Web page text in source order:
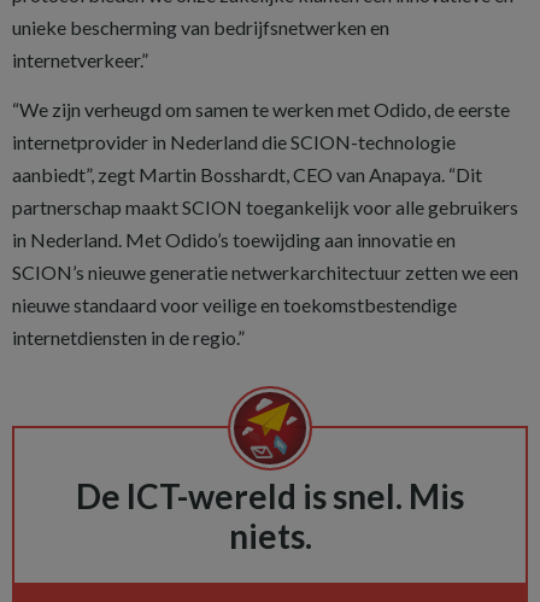
unieke bescherming van bedrijfsnetwerken en
internetverkeer.”
“We zijn verheugd om samen te werken met Odido, de eerste
internetprovider in Nederland die SCION-technologie
aanbiedt”, zegt Martin Bosshardt, CEO van Anapaya. “Dit
partnerschap maakt SCION toegankelijk voor alle gebruikers
in Nederland. Met Odido’s toewijding aan innovatie en
SCION’s nieuwe generatie netwerkarchitectuur zetten we een
nieuwe standaard voor veilige en toekomstbestendige
internetdiensten in de regio.”
De ICT-wereld is snel. Mis
niets.